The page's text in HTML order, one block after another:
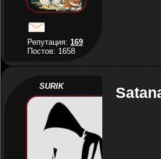
Репутация:169
Постов: 1658
SURIK